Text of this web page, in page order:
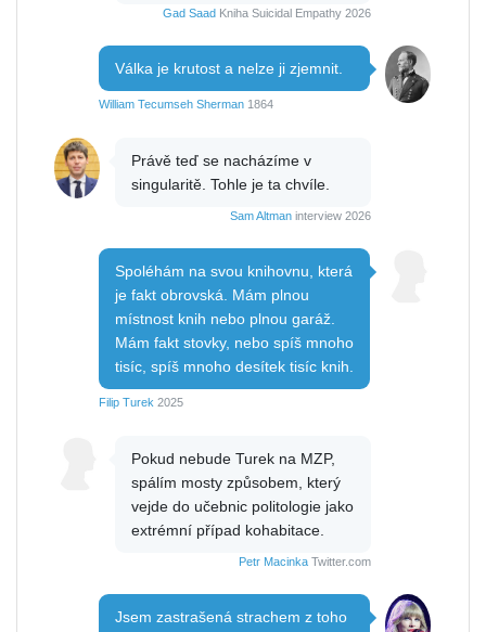
Gad Saad Kniha Suicidal Empathy 2026
Válka je krutost a nelze ji zjemnit.
William Tecumseh Sherman 1864
Právě teď se nacházíme v
singularitě. Tohle je ta chvíle.
Sam Altman interview 2026
Spoléhám na svou knihovnu, která
je fakt obrovská. Mám plnou
místnost knih nebo plnou garáž.
Mám fakt stovky, nebo spíš mnoho
tisíc, spíš mnoho desítek tisíc knih.
Filip Turek 2025
Pokud nebude Turek na MZP,
spálím mosty způsobem, který
vejde do učebnic politologie jako
extrémní případ kohabitace.
Petr Macinka Twitter.com
Jsem zastrašená strachem z toho